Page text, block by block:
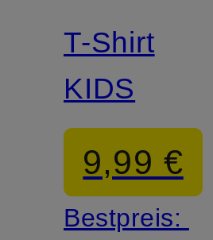
T-Shirt
KIDS
9,99 €
Bestpreis: